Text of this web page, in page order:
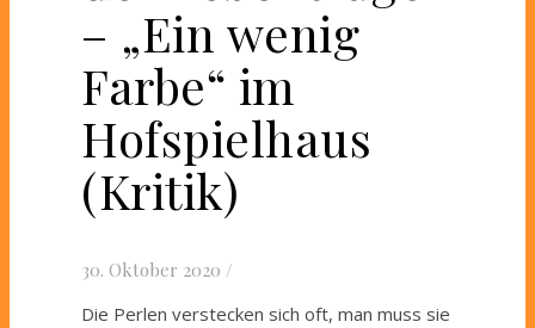
– „Ein wenig
Farbe“ im
Hofspielhaus
(Kritik)
30. Oktober 2020 /
Die Perlen verstecken sich oft, man muss sie